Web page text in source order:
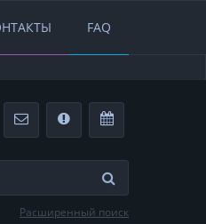
FAQ
Расширенный поиск